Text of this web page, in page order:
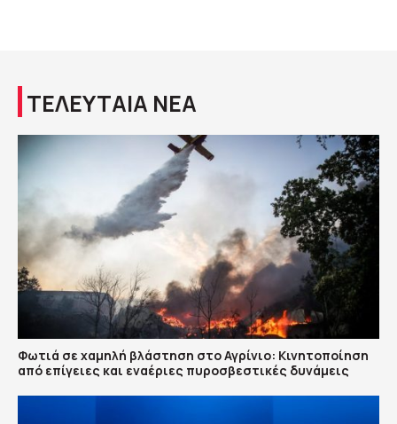
ΤΕΛΕΥΤΑΙΑ ΝΕΑ
Φωτιά σε χαμηλή βλάστηση στο Αγρίνιο: Κινητοποίηση
από επίγειες και εναέριες πυροσβεστικές δυνάμεις